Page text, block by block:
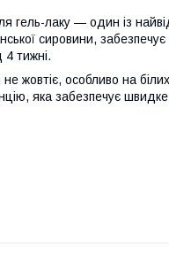
гель-лаку — один із
сировини,
4 тижні.
жовтіє, особливо на
яка забезпечує швидке